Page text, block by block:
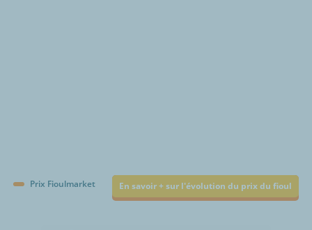
Prix Fioulmarket En savoir + sur l'évolution du prix du fioul